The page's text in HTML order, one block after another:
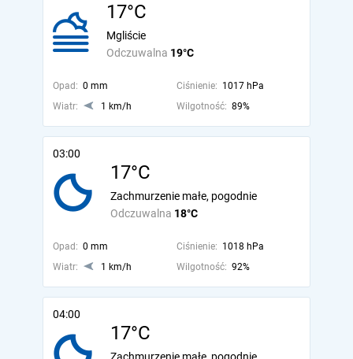
17°C
Odczuwalna 19°C
Mgliście
Opad: 0 mm Ciśnienie: 1017 hPa
Wiatr:
1 km/h Wilgotność: 89%
03:00
17°C
Odczuwalna 18°C
Zachmurzenie małe, pogodnie
Opad: 0 mm Ciśnienie: 1018 hPa
Wiatr:
1 km/h Wilgotność: 92%
04:00
17°C